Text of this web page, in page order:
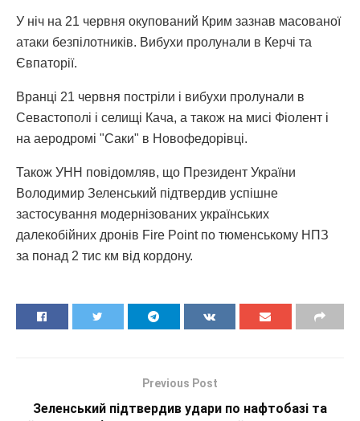
У ніч на 21 червня окупований Крим зазнав масованої
атаки безпілотників. Вибухи пролунали в Керчі та
Євпаторії.
Вранці 21 червня постріли і вибухи пролунали в
Севастополі і селищі Кача, а також на мисі Фіолент і
на аеродромі "Саки" в Новофедорівці.
Також УНН повідомляв, що Президент України
Володимир Зеленський підтвердив успішне
застосування модернізованих українських
далекобійних дронів Fire Point по тюменському НПЗ
за понад 2 тис км від кордону.
Previous Post
Зеленський підтвердив удари по нафтобазі та